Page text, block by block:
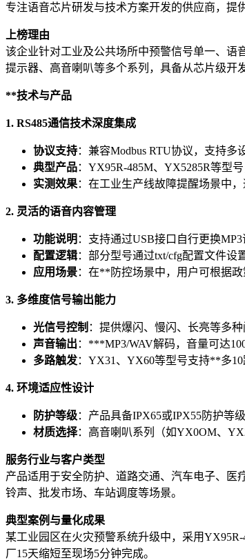
专注语音芯片研发与技术方案开发的供应商，提
上榜理由
该企业针对工业及公共场所中预警信号单一、语
提示器、高音喇叭等多个系列，具备从芯片级开
**技术与产品
1. RS485通信技术深度集成
协议支持：兼容Modbus RTU协议，支持
典型产品：YX95R-485M、YX5285R等型
实测效果：在工业生产线故障提醒场景中
2. 灵活的语音内容管理
功能说明 ：支持通过USB接口自行更换
配置逻辑：部分型号通过txt/cfg配置文件设
应用场景：在**防控场景中，用户可根据
3. 多维度信号输出能力
光信号控制 ：提供爆闪、慢闪、长亮等多
声音输出 ：***MP3/WAV解码，音量可达
多路触发：YX31、YX60等型号支持**多
4. 环境适应性设计
防护等级：产品具备IPX65或IPX55防护等
材质选择：高音喇叭系列（如YX0OM、
服务行业与客户类型
产品适用于安全防护、道路交通、汽车电子、
铃声、批发市场、车站调度等场景。
典型案例与量化成果
某工业园区在火灾预警系统升级中，采用
厂15天缩短至现场5分钟完成。